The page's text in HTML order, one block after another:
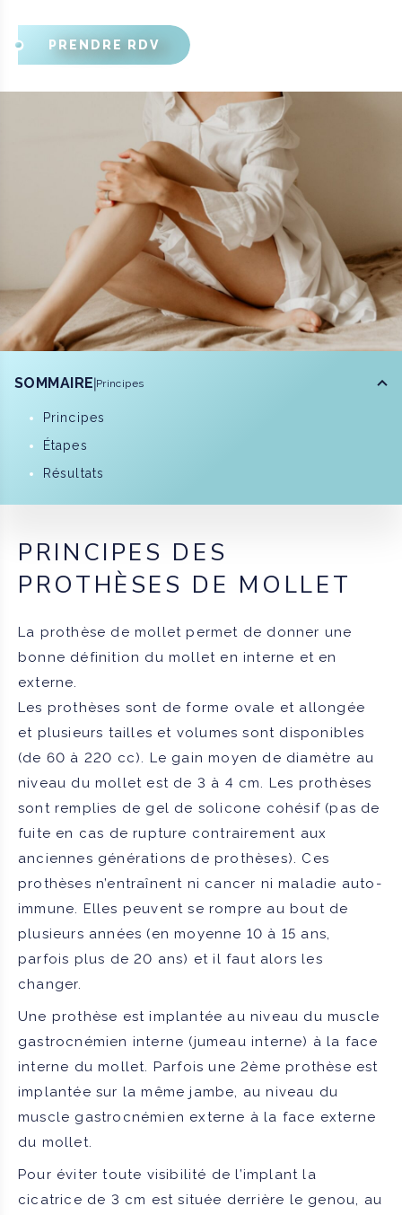
PRENDRE RDV
SOMMAIRE Principes
Principes
Étapes
Résultats
PRINCIPES DES
PROTHÈSES DE MOLLET
La prothèse de mollet permet de donner une
bonne définition du mollet en interne et en
externe.
Les prothèses sont de forme ovale et allongée
et plusieurs tailles et volumes sont disponibles
(de 60 à 220 cc). Le gain moyen de diamètre au
niveau du mollet est de 3 à 4 cm. Les prothèses
sont remplies de gel de solicone cohésif (pas de
fuite en cas de rupture contrairement aux
anciennes générations de prothèses). Ces
prothèses n’entraînent ni cancer ni maladie auto-
immune. Elles peuvent se rompre au bout de
plusieurs années (en moyenne 10 à 15 ans,
parfois plus de 20 ans) et il faut alors les
changer.
Une prothèse est implantée au niveau du muscle
gastrocnémien interne (jumeau interne) à la face
interne du mollet. Parfois une 2ème prothèse est
implantée sur la même jambe, au niveau du
muscle gastrocnémien externe à la face externe
du mollet.
Pour éviter toute visibilité de l’implant la
cicatrice de 3 cm est située derrière le genou, au